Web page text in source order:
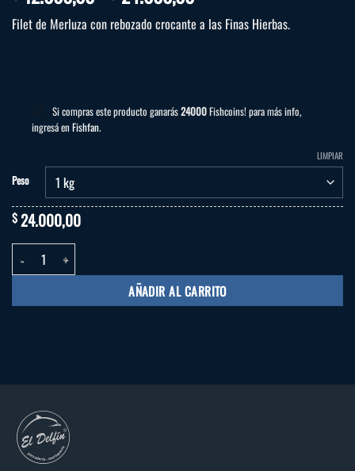
de
precios:
$ 24.000,00
Filet de Merluza con rebozado crocante a las Finas Hierbas.
Si compras este producto ganarás24000Fishcoins! para más info,
ingresá en Fishfan.
Peso
LIMPIAR
$24.000,00
Filet de Merluza a las Finas Hierbas cantidad
AÑADIR AL CARRITO